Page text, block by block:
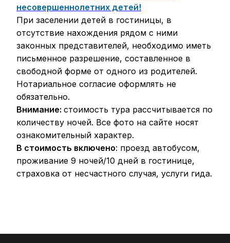
несовершеннолетних детей!
При заселении детей в гостиницы, в
отсутствие нахождения рядом с ними
законных представителей, необходимо иметь
письменное разрешение, составленное в
свободной форме от одного из родителей.
Нотариальное согласие оформлять не
обязательно.
Внимание: стоимость тура рассчитывается по
количеству ночей. Все фото на сайте носят
ознакомительный характер.
В стоимость включено: проезд автобусом,
проживание 9 ночей/10 дней в гостинице,
страховка от несчастного случая, услуги гида.